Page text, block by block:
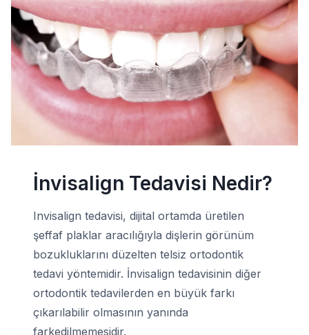
İnvisalign Tedavisi Nedir?
Invisalign tedavisi, dijital ortamda üretilen
şeffaf plaklar aracılığıyla dişlerin görünüm
bozukluklarını düzelten telsiz ortodontik
tedavi yöntemidir. İnvisalign tedavisinin diğer
ortodontik tedavilerden en büyük farkı
çıkarılabilir olmasının yanında
farkedilmemesidir.